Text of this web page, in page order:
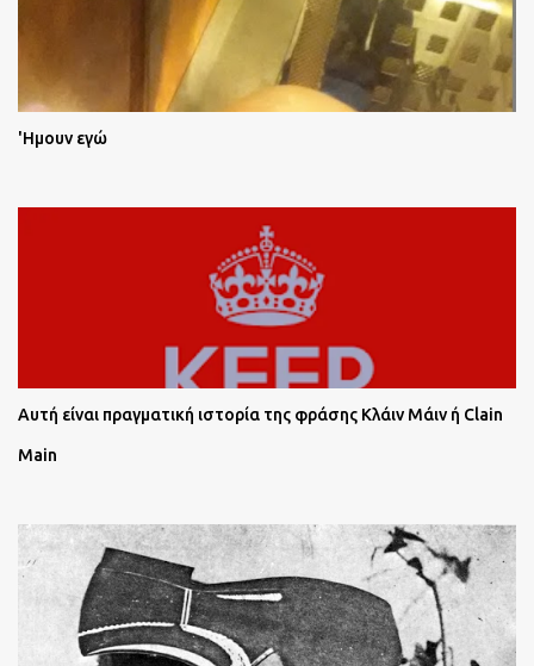
'Ημουν εγώ
Αυτή είναι πραγματική ιστορία της φράσης Κλάιν Μάιν ή Clain
Main